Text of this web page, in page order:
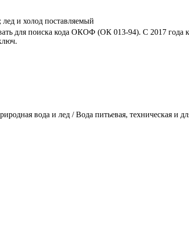
лед и холод поставляемый
для поиска кода ОКОФ (ОК 013-94). C 2017
вода и лед / Вода питьевая, техническая и